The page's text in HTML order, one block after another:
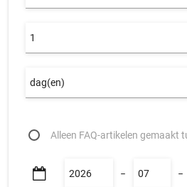
Alleen FAQ-artikelen gemaakt
− −